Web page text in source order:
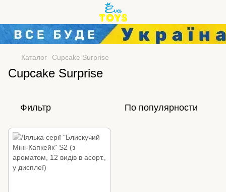
Каталог Cupcake Surprise
Cupcake Surprise
Фильтр По популярности